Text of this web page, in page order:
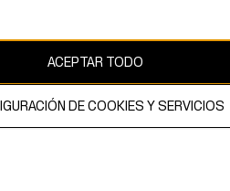
está protegido por copyright y es
AB.
ACEPTAR TODO
DE COOKIES Y SERVICIOS